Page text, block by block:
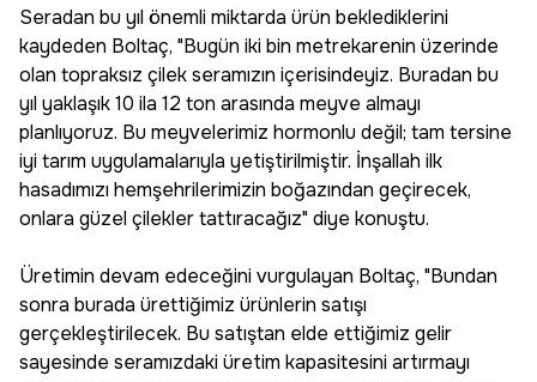
Seradan bu yıl önemli miktarda ürün beklediklerini
kaydeden Boltaç, "Bugün iki bin metrekarenin üzerinde
olan topraksız çilek seramızın içerisindeyiz. Buradan bu
yıl yaklaşık 10 ila 12 ton arasında meyve almayı
planlıyoruz. Bu meyvelerimiz hormonlu değil; tam tersine
iyi tarım uygulamalarıyla yetiştirilmiştir. İnşallah ilk
hasadımızı hemşehrilerimizin boğazından geçirecek,
onlara güzel çilekler tattıracağız" diye konuştu.
Üretimin devam edeceğini vurgulayan Boltaç, "Bundan
sonra burada ürettiğimiz ürünlerin satışı
gerçekleştirilecek. Bu satıştan elde ettiğimiz gelir
sayesinde seramızdaki üretim kapasitesini artırmayı